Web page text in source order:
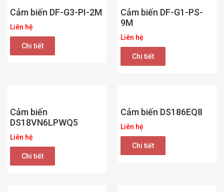
Cảm biến DF-G3-PI-2M
Liên hệ
Chi tiết
Cảm biến DF-G1-PS-
9M
Liên hệ
Chi tiết
Cảm biến
DS18VN6LPWQ5
Liên hệ
Chi tiết
Cảm biến DS186EQ8
Liên hệ
Chi tiết